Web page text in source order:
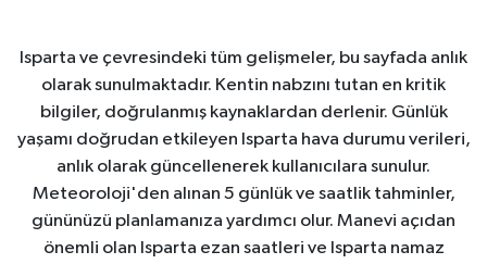
Isparta ve çevresindeki tüm gelişmeler, bu sayfada anlık
olarak sunulmaktadır. Kentin nabzını tutan en kritik
bilgiler, doğrulanmış kaynaklardan derlenir. Günlük
yaşamı doğrudan etkileyen Isparta hava durumu verileri,
anlık olarak güncellenerek kullanıcılara sunulur.
Meteoroloji'den alınan 5 günlük ve saatlik tahminler,
gününüzü planlamanıza yardımcı olur. Manevi açıdan
önemli olan Isparta ezan saatleri ve Isparta namaz